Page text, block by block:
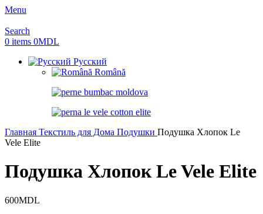
Menu
Search
0 items 0MDL
Русский
Română
Главная Текстиль для Дома Подушки Подушка Хлопок Le
Vele Elite
Подушка Хлопок Le Vele Elite
600MDL